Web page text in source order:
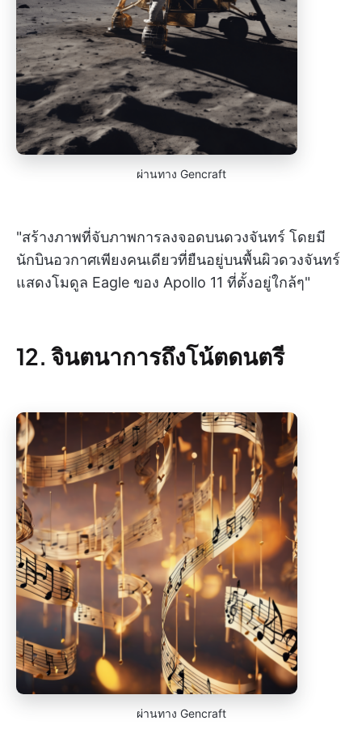
ผ่านทาง Gencraft
"สร้างภาพที่จับภาพการลงจอดบนดวงจันทร์ โดยมี
นักบินอวกาศเพียงคนเดียวที่ยืนอยู่บนพื้นผิวดวงจันทร์
แสดงโมดูล Eagle ของ Apollo 11 ที่ตั้งอยู่ใกล้ๆ"
12. จินตนาการถึงโน้ตดนตรี
ผ่านทาง Gencraft